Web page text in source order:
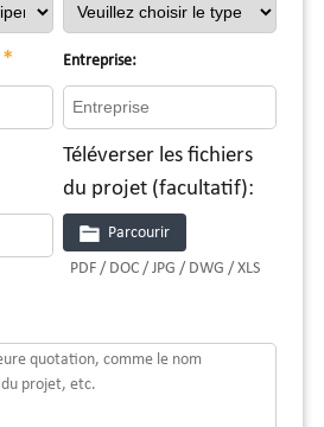
* Entreprise:
Téléverser les fichiers
du projet (facultatif):
Parcourir
PDF / DOC / JPG / DWG / XLS